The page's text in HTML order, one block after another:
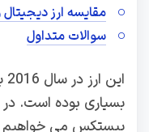
مقایسه ارز دیجیتال
سوالات متداول
بسیاری بوده است. در
بیستکس می خواهیم